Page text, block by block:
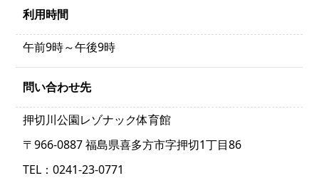
利用時間
午前9時～午後9時
問い合わせ先
押切川公園レゾナック体育館
〒966-0887 福島県喜多方市字押切1丁目86
TEL：0241-23-0771